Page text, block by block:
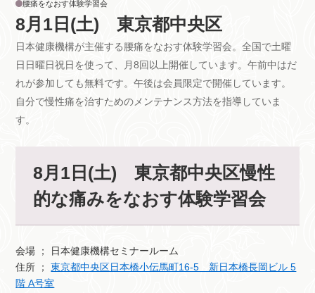
8月1日(土) 東京都中央区
日本健康機構が主催する腰痛をなおす体験学習会。全国で土曜
日日曜日祝日を使って、月8回以上開催しています。午前中はだ
れが参加しても無料です。午後は会員限定で開催しています。
自分で慢性痛を治すためのメンテナンス方法を指導していま
す。
腰痛をなおす体験学習会
8月1日(土) 東京都中央区慢性
的な痛みをなおす体験学習会
会場 ； 日本健康機構セミナールーム
住所 ；東京都中央区日本橋小伝馬町16-5 新日本橋長岡ビル 5
階 A号室